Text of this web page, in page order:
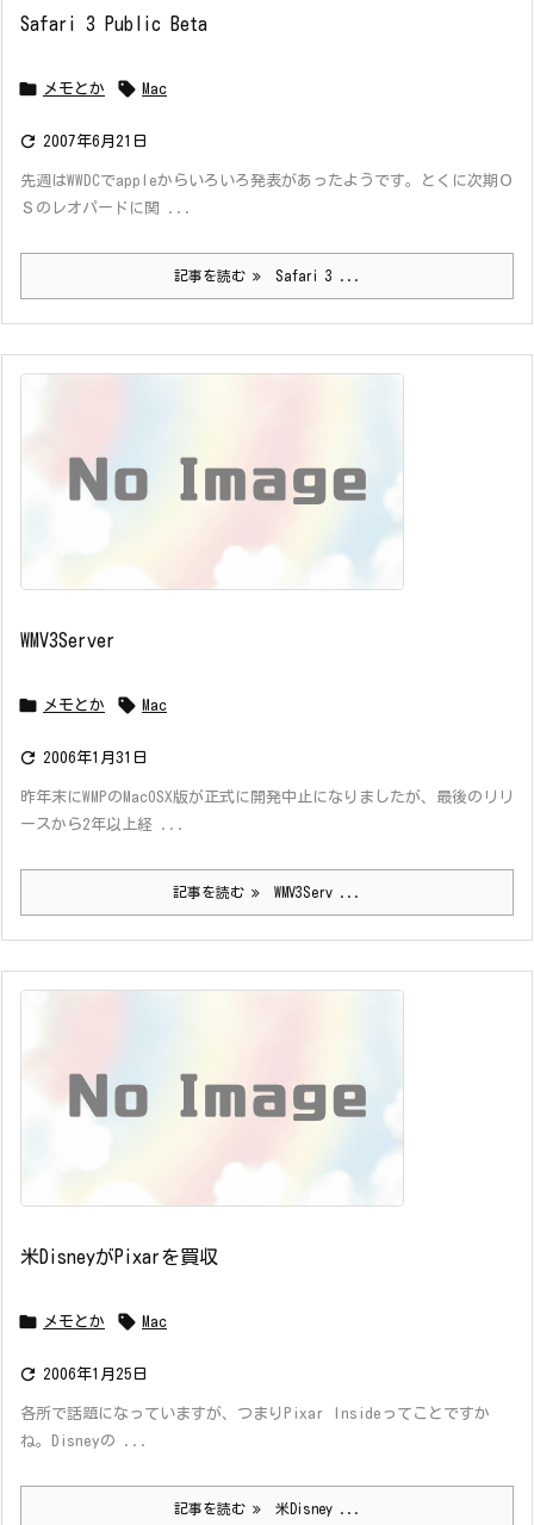
Safari 3 Public Beta
 メモとか  Mac
 2007年6月21日
先週はWWDCでappleからいろいろ発表があったようです。とくに次期Ｏ
Ｓのレオパードに関 ...
記事を読む Safari 3 ...
WMV3Server
 メモとか  Mac
 2006年1月31日
昨年末にWMPのMacOSX版が正式に開発中止になりましたが、最後のリリ
ースから2年以上経 ...
記事を読む WMV3Serv ...
米DisneyがPixarを買収
 メモとか  Mac
 2006年1月25日
各所で話題になっていますが、つまりPixar Insideってことですか
ね。Disneyの ...
記事を読む 米Disney ...